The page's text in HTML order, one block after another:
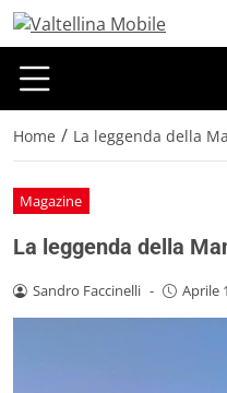
Home / La leggenda della
Magazine
La leggenda della
Sandro Faccinelli - Aprile